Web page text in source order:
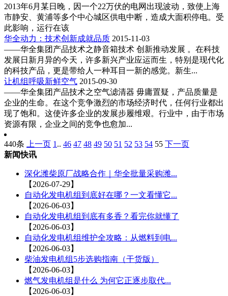
2013年6月某日晚，因一个22万伏的电网出现波动，致使上海
市静安、黄浦等多个中心城区供电中断，造成大面积停电。受
此影响，运行在该
华全动力：技术创新成就品质 2015-11-03
——华全集团产品技术之静音箱技术 创新推动发展 。在科技
发展日新月异的今天，许多新兴产业应运而生，特别是现代化
的科技产品，更是带给人一种耳目一新的感觉。新生...
让机组呼吸新鲜空气 2015-09-30
——华全集团产品技术之空气滤清器 毋庸置疑，产品质量是
企业的生命。在这个竞争激烈的市场经济时代，任何行业都出
现了饱和。这使许多企业的发展步履维艰。行业中，由于市场
资源有限，企业之间的竞争也愈加...
440条 上一页 1 .. 46 47 48 49 50 51 52 53 54 55 下一页
新闻快讯
深化潍柴原厂战略合作｜华全批量采购潍...
【2026-07-29】
自动化发电机组到底好在哪？一文看懂它...
【2026-06-03】
自动化发电机组到底有多香？看完你就懂了
【2026-06-03】
自动化发电机组维护全攻略：从燃料到电...
【2026-06-03】
柴油发电机组5步选购指南（干货版）
【2026-06-03】
燃气发电机组是什么 为何它正逐步取代...
【2026-06-03】